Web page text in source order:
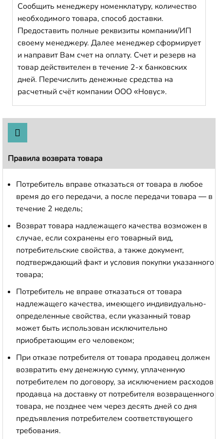
Сообщить менеджеру номенклатуру, количество
необходимого товара, способ доставки.
Предоставить полные реквизиты компании/ИП
своему менеджеру. Далее менеджер сформирует
и направит Вам счет на оплату. Счет и резерв на
товар действителен в течение 2-х банковских
дней. Перечислить денежные средства на
расчетный счёт компании ООО «Новус».
Правила возврата товара
Потребитель вправе отказаться от товара в любое
время до его передачи, а после передачи товара — в
течение 2 недель;
Возврат товара надлежащего качества возможен в
случае, если сохранены его товарный вид,
потребительские свойства, а также документ,
подтверждающий факт и условия покупки указанного
товара;
Потребитель не вправе отказаться от товара
надлежащего качества, имеющего индивидуально-
определенные свойства, если указанный товар
может быть использован исключительно
приобретающим его человеком;
При отказе потребителя от товара продавец должен
возвратить ему денежную сумму, уплаченную
потребителем по договору, за исключением расходов
продавца на доставку от потребителя возвращенного
товара, не позднее чем через десять дней со дня
предъявления потребителем соответствующего
требования.